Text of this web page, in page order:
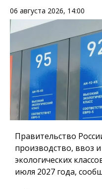
06 августа 2026, 14:00
Правительство
производство, ввоз
экологических
июля 2027 года,